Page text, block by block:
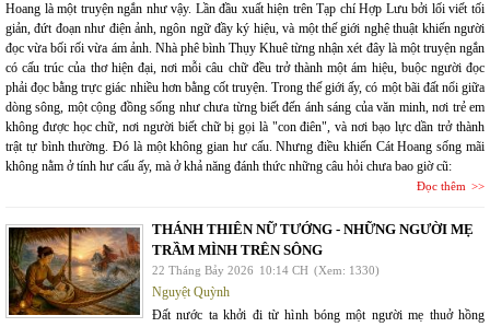
Hoang là một truyện ngắn như vậy. Lần đầu xuất hiện trên Tạp chí Hợp Lưu bởi lối viết tối
giản, đứt đoạn như điện ảnh, ngôn ngữ đầy ký hiệu, và một thế giới nghệ thuật khiến người
đọc vừa bối rối vừa ám ảnh. Nhà phê bình Thụy Khuê từng nhận xét đây là một truyện ngắn
có cấu trúc của thơ hiện đại, nơi mỗi câu chữ đều trở thành một ám hiệu, buộc người đọc
phải đọc bằng trực giác nhiều hơn bằng cốt truyện. Trong thế giới ấy, có một bãi đất nổi giữa
dòng sông, một cộng đồng sống như chưa từng biết đến ánh sáng của văn minh, nơi trẻ em
không được học chữ, nơi người biết chữ bị gọi là "con điên", và nơi bạo lực dần trở thành
trật tự bình thường. Đó là một không gian hư cấu. Nhưng điều khiến Cát Hoang sống mãi
không nằm ở tính hư cấu ấy, mà ở khả năng đánh thức những câu hỏi chưa bao giờ cũ:
Đọc thêm
THÁNH THIÊN NỮ TƯỚNG - NHỮNG NGƯỜI MẸ
TRẦM MÌNH TRÊN SÔNG
22 Tháng Bảy 2026 10:14 CH (Xem: 1330)
Nguyệt Quỳnh
Đất nước ta khởi đi từ hình bóng một người mẹ thuở hồng